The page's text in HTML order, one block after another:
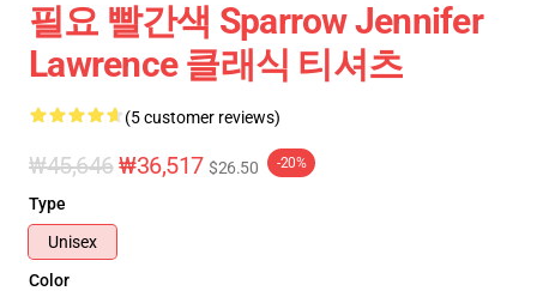
필요 빨간색 Sparrow Jennifer
Lawrence 클래식 티셔츠
(5 customer reviews)
₩45,646₩36,517 $26.50 -20%
Type
Unisex
Color